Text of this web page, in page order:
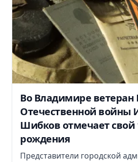
Во Владимире ветеран
Отечественной войны
Шибков отмечает свой
рождения
Представители городской